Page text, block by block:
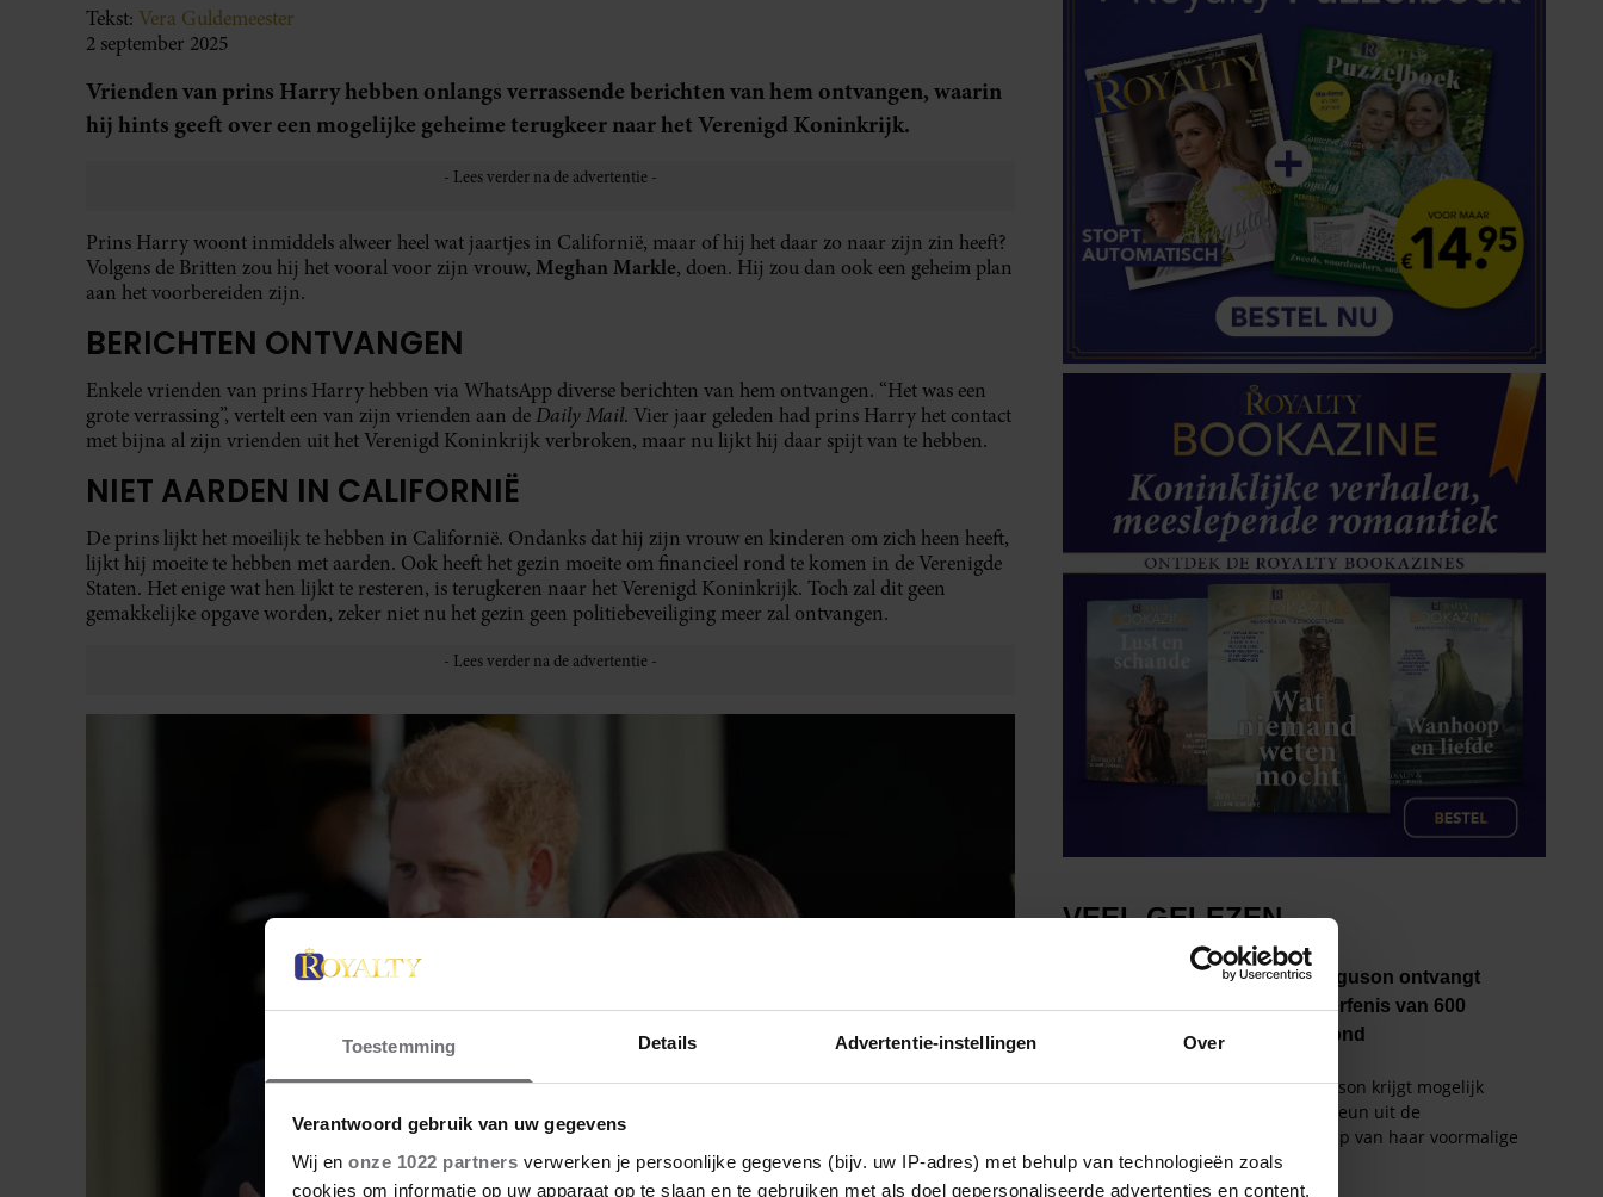
Toestemming Details Advertentie-instellingen Over
Verantwoord gebruik van uw gegevens
Wij en onze 1022 partners verwerken je persoonlijke gegevens (bijv. uw IP-adres) met behulp van technologieën zoals
cookies om informatie op uw apparaat op te slaan en te gebruiken met als doel gepersonaliseerde advertenties en content,
Tekst: Vera Guldemeester
2 september 2025
Vrienden van prins Harry hebben onlangs verrassende berichten van hem ontvangen, waarin
hij hints geeft over een mogelijke geheime terugkeer naar het Verenigd Koninkrijk.
Prins Harry woont inmiddels alweer heel wat jaartjes in Californië, maar of hij het daar zo naar zijn zin heeft?
Volgens de Britten zou hij het vooral voor zijn vrouw, Meghan Markle, doen. Hij zou dan ook een geheim plan
aan het voorbereiden zijn.
BERICHTEN ONTVANGEN
Enkele vrienden van prins Harry hebben via WhatsApp diverse berichten van hem ontvangen. “Het was een
grote verrassing”, vertelt een van zijn vrienden aan deDaily Mail. Vier jaar geleden had prins Harry het contact
met bijna al zijn vrienden uit het Verenigd Koninkrijk verbroken, maar nu lijkt hij daar spijt van te hebben.
NIET AARDEN IN CALIFORNIË
De prins lijkt het moeilijk te hebben in Californië. Ondanks dat hij zijn vrouw en kinderen om zich heen heeft,
lijkt hij moeite te hebben met aarden. Ook heeft het gezin moeite om financieel rond te komen in de Verenigde
Staten. Het enige wat hen lijkt te resteren, is terugkeren naar het Verenigd Koninkrijk. Toch zal dit geen
gemakkelijke opgave worden, zeker niet nu het gezin geen politiebeveiliging meer zal ontvangen.